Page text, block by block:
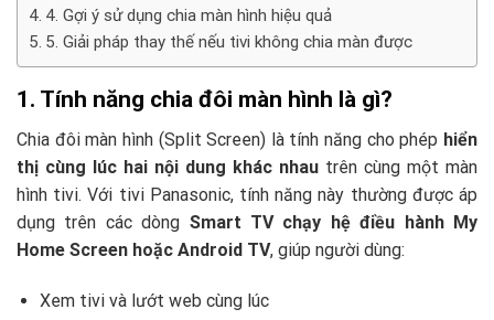
4. Gợi ý sử dụng chia màn hình hiệu quả
5. Giải pháp thay thế nếu tivi không chia màn được
1. Tính năng chia đôi màn hình là gì?
Chia đôi màn hình (Split Screen) là tính năng cho phép hiển
thị cùng lúc hai nội dung khác nhau trên cùng một màn
hình tivi. Với tivi Panasonic, tính năng này thường được áp
dụng trên các dòng Smart TV chạy hệ điều hành My
Home Screen hoặc Android TV, giúp người dùng:
Xem tivi và lướt web cùng lúc